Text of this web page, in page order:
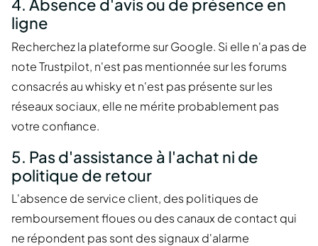
4. Absence d'avis ou de présence en
ligne
Recherchez la plateforme sur Google. Si elle n'a pas de
note Trustpilot, n'est pas mentionnée sur les forums
consacrés au whisky et n'est pas présente sur les
réseaux sociaux, elle ne mérite probablement pas
votre confiance.
5. Pas d'assistance à l'achat ni de
politique de retour
L'absence de service client, des politiques de
remboursement floues ou des canaux de contact qui
ne répondent pas sont des signaux d'alarme